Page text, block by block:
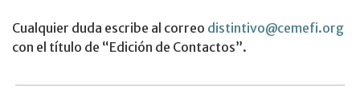
Cualquier duda escribe al correo distintivo@cemefi.org
con el título de “Edición de Contactos”.